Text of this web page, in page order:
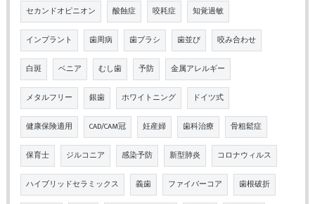
セカンドオピニオン 酸蝕症 咬耗症 知覚過敏
インプラント 歯周病 歯ブラシ 歯並び 咬み合わせ
白斑 ベニア むし歯 予防 金属アレルギー
メタルフリー 銀歯 ホワイトニング ドイツ式
健康保険適用 CAD/CAM冠 妊産婦 歯科治療 骨粗鬆症
保育士 ジルコニア 感染予防 新型肺炎 コロナウィルス
ハイブリッドセラミックス 義歯 ファイバーコア 歯根破折